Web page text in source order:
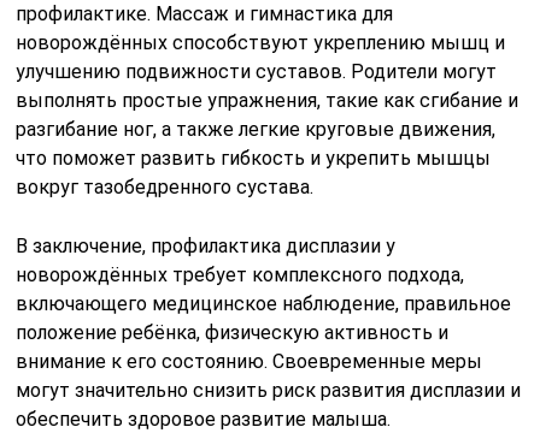
профилактике. Массаж и гимнастика для
новорождённых способствуют укреплению мышц и
улучшению подвижности суставов. Родители могут
выполнять простые упражнения, такие как сгибание и
разгибание ног, а также легкие круговые движения,
что поможет развить гибкость и укрепить мышцы
вокруг тазобедренного сустава.
В заключение, профилактика дисплазии у
новорождённых требует комплексного подхода,
включающего медицинское наблюдение, правильное
положение ребёнка, физическую активность и
внимание к его состоянию. Своевременные меры
могут значительно снизить риск развития дисплазии и
обеспечить здоровое развитие малыша.